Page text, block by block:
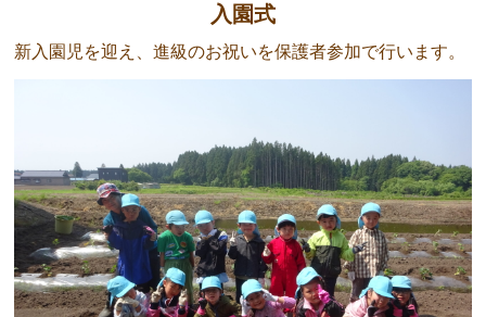
入園式
新入園児を迎え、進級のお祝いを保護者参加で行います。